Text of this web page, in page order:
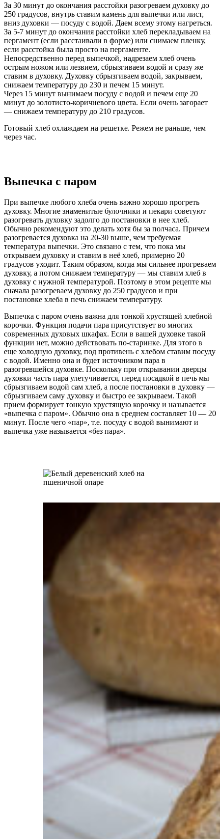
За 30 минут до окончания расстойки разогреваем духовку до
250 градусов, внутрь ставим камень для выпечки или лист,
вниз духовки — посуду с водой. Даем всему этому нагреться.
За 5-7 минут до окончания расстойки хлеб перекладываем на
пергамент (если расстаивали в форме) или снимаем пленку,
если расстойка была просто на пергаменте.
Непосредственно перед выпечкой, надрезаем хлеб очень
острым ножом или лезвием, сбрызгиваем водой и сразу же
ставим в духовку. Духовку сбрызгиваем водой, закрываем,
снижаем температуру до 230 и печем 15 минут.
Через 15 минут вынимаем посуду с водой и печем еще 20
минут до золотисто-коричневого цвета. Если очень загорает
— снижаем температуру до 210 градусов.
Готовый хлеб охлаждаем на решетке. Режем не раньше, чем
через час.
Выпечка с паром
При выпечке любого хлеба очень важно хорошо прогреть
духовку. Многие знаменитые булочники и пекари советуют
разогревать духовку задолго до постановки в нее хлеб.
Обычно рекомендуют это делать хотя бы за полчаса. Причем
разогревается духовка на 20-30 выше, чем требуемая
температура выпечки. Это связано с тем, что пока мы
открываем духовку и ставим в неё хлеб, примерно 20
градусов уходит. Таким образом, когда мы сильнее прогреваем
духовку, а потом снижаем температуру — мы ставим хлеб в
духовку с нужной температурой. Поэтому в этом рецепте мы
сначала разогреваем духовку до 250 градусов и при
постановке хлеба в печь снижаем температуру.
Выпечка с паром очень важна для тонкой хрустящей хлебной
корочки. Функция подачи пара присутствует во многих
современных духовых шкафах. Если в вашей духовке такой
функции нет, можно действовать по-старинке. Для этого в
еще холодную духовку, под противень с хлебом ставим посуду
с водой. Именно она и будет источником пара в
разогревшейся духовке. Поскольку при открывании дверцы
духовки часть пара улетучивается, перед посадкой в печь мы
сбрызгиваем водой сам хлеб, а после постановки в духовку —
сбрызгиваем саму духовку и быстро ее закрываем. Такой
прием формирует тонкую хрустящую корочку и называется
«выпечка с паром». Обычно она в среднем составляет 10 — 20
минут. После чего «пар», т.е. посуду с водой вынимают и
выпечка уже называется «без пара».